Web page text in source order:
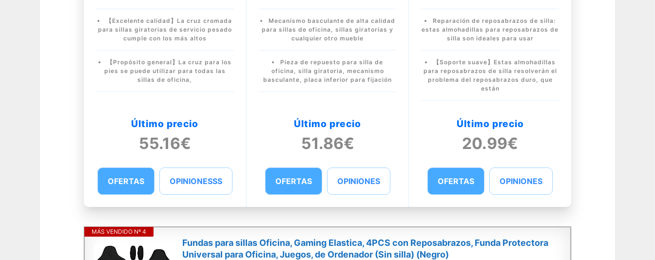
【Excelente calidad】La cruz cromada
para sillas giratorias de servicio pesado
cumple con los más altos
【Propósito general】La cruz para los
pies se puede utilizar para todas las
sillas de oficina,
Último precio
55.16€
OFERTAS OPINIONESSS
Mecanismo basculante de alta calidad
para sillas de oficina, sillas giratorias y
cualquier otro mueble
Pieza de repuesto para silla de
oficina, silla giratoria, mecanismo
basculante, placa inferior para fijación
Último precio
51.86€
OFERTAS OPINIONES
Reparación de reposabrazos de silla:
estas almohadillas para reposabrazos de
silla son ideales para usar
【Soporte suave】Estas almohadillas
para reposabrazos de silla resolverán el
problema del reposabrazos duro, que
están
Último precio
20.99€
OFERTAS OPINIONES
MÁS VENDIDO Nº 4
Fundas para sillas Oficina, Gaming Elastica, 4PCS con Reposabrazos, Funda Protectora
Universal para Oficina, Juegos, de Ordenador (Sin silla) (Negro)